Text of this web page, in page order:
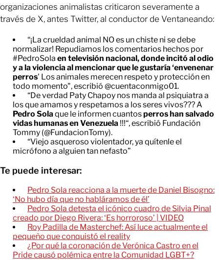
organizaciones animalistas criticaron severamente a
través de X, antes Twitter, al conductor de Ventaneando:
“¡La crueldad animal NO es un chiste ni se debe
normalizar! Repudiamos los comentarios hechos por
#PedroSola en televisión nacional, donde incitó al odio
y a la violencia al mencionar que le gustaría ‘envenenar
perros' Los animales merecen respeto y protección en
todo momento", escribió @cuentaconmigo01.
“De verdad Paty Chapoy nos manda al psiquiatra a
los que amamos y respetamos a los seres vivos??? A
Pedro Solaque le informen cuantosperroshan salvado
vidas humanas en Venezuela !!!“, escribió Fundación
Tommy (@FundacionTomy).
“Viejo asqueroso violentador, ya quítenle el
micrófono a alguien tan nefasto”
Te puede interesar:
Pedro Sola reacciona a la muerte de Daniel Bisogno:
‘No hubo día que no habláramos de él’
Pedro Sola detesta el icónico cuadro de Silvia Pinal
creado por Diego Rivera: ‘Es horroroso’ | VIDEO
Roy Padilla de Masterchef: Así luce actualmente el
pequeño que conquistó el reality
¿Por qué la coronación de Verónica Castro en el
Pride causó polémica entre la Comunidad LGBT+?